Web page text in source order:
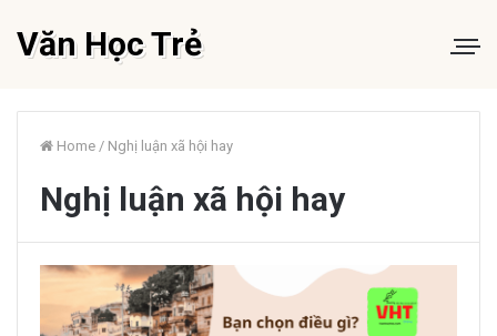
Văn Học Trẻ
Home / Nghị luận xã hội hay
Nghị luận xã hội hay